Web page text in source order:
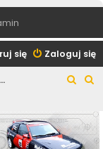
Zaloguj się
się
Zloty Ogólnopolskie Kadett Tuning Klub
u
k
u
k